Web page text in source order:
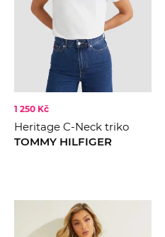
1 250 Kč
Heritage C-Neck triko
TOMMY HILFIGER